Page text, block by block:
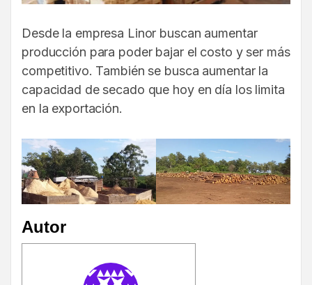
Desde la empresa Linor buscan aumentar
producción para poder bajar el costo y ser más
competitivo. También se busca aumentar la
capacidad de secado que hoy en día los limita
en la exportación.
Autor